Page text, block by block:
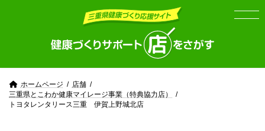
ホームページ
店舗
三重県とこわか健康マイレージ事業（特典協力店）
トヨタレンタリース三重 伊賀上野城北店